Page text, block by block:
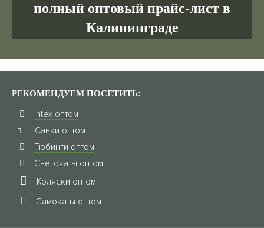
полный оптовый прайс-лист в
Калининграде
РЕКОМЕНДУЕМ ПОСЕТИТЬ:
Intex оптом
Санки оптом
Тюбинги оптом
Снегокаты оптом
Коляски оптом
Самокаты оптом